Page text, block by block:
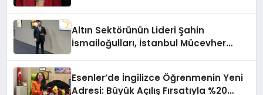
Altın Sektörünün Lideri Şahin
İsmailoğulları, İstanbul Mücevher
Esenler’de İngilizce Öğrenmenin Yeni
Adresi: Büyük Açılış Fırsatıyla %20